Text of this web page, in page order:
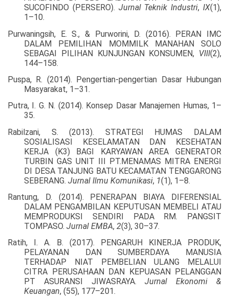
SUCOFINDO (PERSERO). Jurnal Teknik Industri,IX(1),
1–10.
Purwaningsih, E. S., & Purworini, D. (2016). PERAN IMC
DALAM PEMILIHAN MOMMILK MANAHAN SOLO
SEBAGAI PILIHAN KUNJUNGAN KONSUMEN, VIII(2),
144–158.
Puspa, R. (2014). Pengertian-pengertian Dasar Hubungan
Masyarakat, 1–31.
Putra, I. G. N. (2014). Konsep Dasar Manajemen Humas, 1–
35.
Rabilzani, S. (2013). STRATEGI HUMAS DALAM
SOSIALISASI KESELAMATAN DAN KESEHATAN
KERJA (K3) BAGI KARYAWAN AREA GENERATOR
TURBIN GAS UNIT III PT.MENAMAS MITRA ENERGI
DI DESA TANJUNG BATU KECAMATAN TENGGARONG
SEBERANG. Jurnal Ilmu Komunikasi, 1(1), 1–8.
Rantung, D. (2014). PENERAPAN BIAYA DIFERENSIAL
DALAM PENGAMBILAN KEPUTUSAN MEMBELI ATAU
MEMPRODUKSI SENDIRI PADA RM. PANGSIT
TOMPASO. Jurnal EMBA, 2(3), 30–37.
Ratih, I. A. B. (2017). PENGARUH KINERJA PRODUK,
PELAYANAN DAN SUMBERDAYA MANUSIA
TERHADAP NIAT PEMBELIAN ULANG MELALUI
CITRA PERUSAHAAN DAN KEPUASAN PELANGGAN
PT ASURANSI JIWASRAYA.Jurnal Ekonomi &
Keuangan, (55), 177–201.